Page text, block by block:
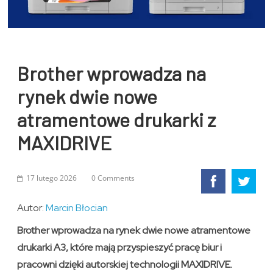
Brother wprowadza na
rynek dwie nowe
atramentowe drukarki z
MAXIDRIVE
17 lutego 2026 0 Comments
Autor:Marcin Błocian
Brother wprowadza na rynek dwie nowe atramentowe
drukarki A3, które mają przyspieszyć pracę biur i
pracowni dzięki autorskiej technologii MAXIDRIVE.